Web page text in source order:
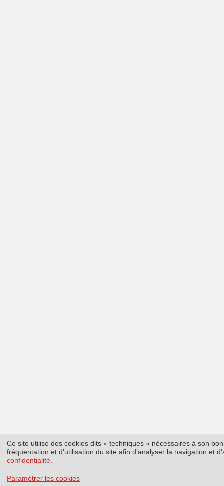
Ce site utilise des cookies dits « techniques » nécessaires à son
fréquentation et d’utilisation du site afin d’analyser la navigation et
confidentialité
Paramétrer les cookies